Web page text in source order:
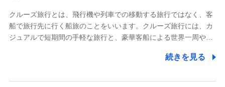
クルーズ旅行とは、飛行機や列車での移動する旅行ではなく、客
船で旅行先に行く船旅のことをいいます。クルーズ旅行には、カ
ジュアルで短期間の手軽な旅行と、豪華客船による世界一周や…
続きを見る